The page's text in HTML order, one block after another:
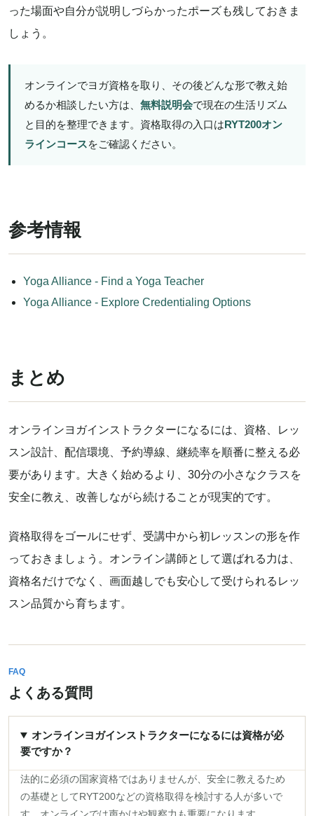
った場面や自分が説明しづらかったポーズも残しておきま
しょう。
オンラインでヨガ資格を取り、その後どんな形で教え始
めるか相談したい方は、 無料説明会で現在の生活リズム
と目的を整理できます。資格取得の入口はRYT200オン
ラインコースをご確認ください。
参考情報
Yoga Alliance - Find a Yoga Teacher
Yoga Alliance - Explore Credentialing Options
まとめ
オンラインヨガインストラクターになるには、資格、レッ
スン設計、配信環境、予約導線、継続率を順番に整える必
要があります。大きく始めるより、30分の小さなクラスを
安全に教え、改善しながら続けることが現実的です。
資格取得をゴールにせず、受講中から初レッスンの形を作
っておきましょう。オンライン講師として選ばれる力は、
資格名だけでなく、画面越しでも安心して受けられるレッ
スン品質から育ちます。
FAQ
よくある質問
オンラインヨガインストラクターになるには資格が必
要ですか？
法的に必須の国家資格ではありませんが、安全に教えるため
の基礎としてRYT200などの資格取得を検討する人が多いで